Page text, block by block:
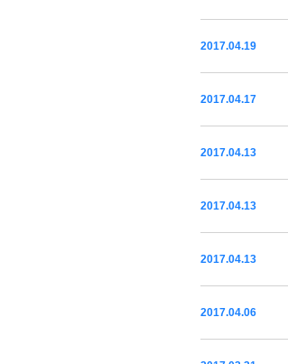
2017.04.19
2017.04.17
2017.04.13
2017.04.13
2017.04.13
2017.04.06